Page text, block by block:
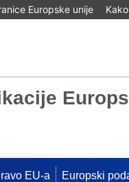
Europske unije
EU-a Europski